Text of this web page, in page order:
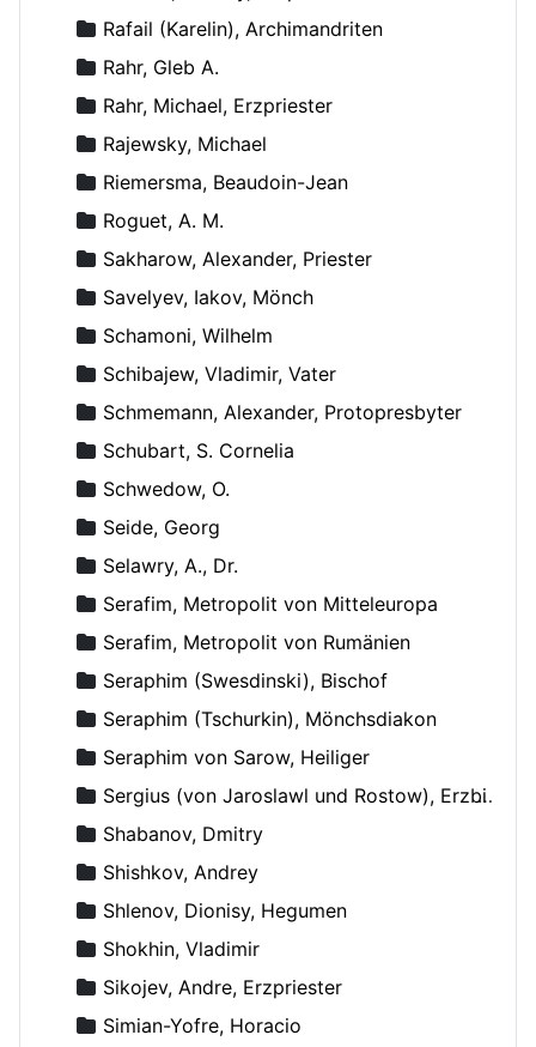
Rafail (Karelin), Archimandriten
Rahr, Gleb A.
Rahr, Michael, Erzpriester
Rajewsky, Michael
Riemersma, Beaudoin-Jean
Roguet, A. M.
Sakharow, Alexander, Priester
Savelyev, Iakov, Mönch
Schamoni, Wilhelm
Schibajew, Vladimir, Vater
Schmemann, Alexander, Protopresbyter
Schubart, S. Cornelia
Schwedow, O.
Seide, Georg
Selawry, A., Dr.
Serafim, Metropolit von Mitteleuropa
Serafim, Metropolit von Rumänien
Seraphim (Swesdinski), Bischof
Seraphim (Tschurkin), Mönchsdiakon
Seraphim von Sarow, Heiliger
Sergius (von Jaroslawl und Rostow), Erzbischof
Shabanov, Dmitry
Shishkov, Andrey
Shlenov, Dionisy, Hegumen
Shokhin, Vladimir
Sikojev, Andre, Erzpriester
Simian-Yofre, Horacio